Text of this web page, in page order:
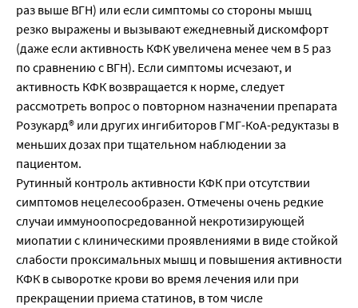
раз выше ВГН) или если симптомы со стороны мышц
резко выражены и вызывают ежедневный дискомфорт
(даже если активность КФК увеличена менее чем в 5 раз
по сравнению с ВГН). Если симптомы исчезают, и
активность КФК возвращается к норме, следует
рассмотреть вопрос о повторном назначении препарата
Розукард® или других ингибиторов ГМГ-КоА-редуктазы в
меньших дозах при тщательном наблюдении за
пациентом.
Рутинный контроль активности КФК при отсутствии
симптомов нецелесообразен. Отмечены очень редкие
случаи иммуноопосредованной некротизирующей
миопатии с клиническими проявлениями в виде стойкой
слабости проксимальных мышц и повышения активности
КФК в сыворотке крови во время лечения или при
прекращении приема статинов, в том числе